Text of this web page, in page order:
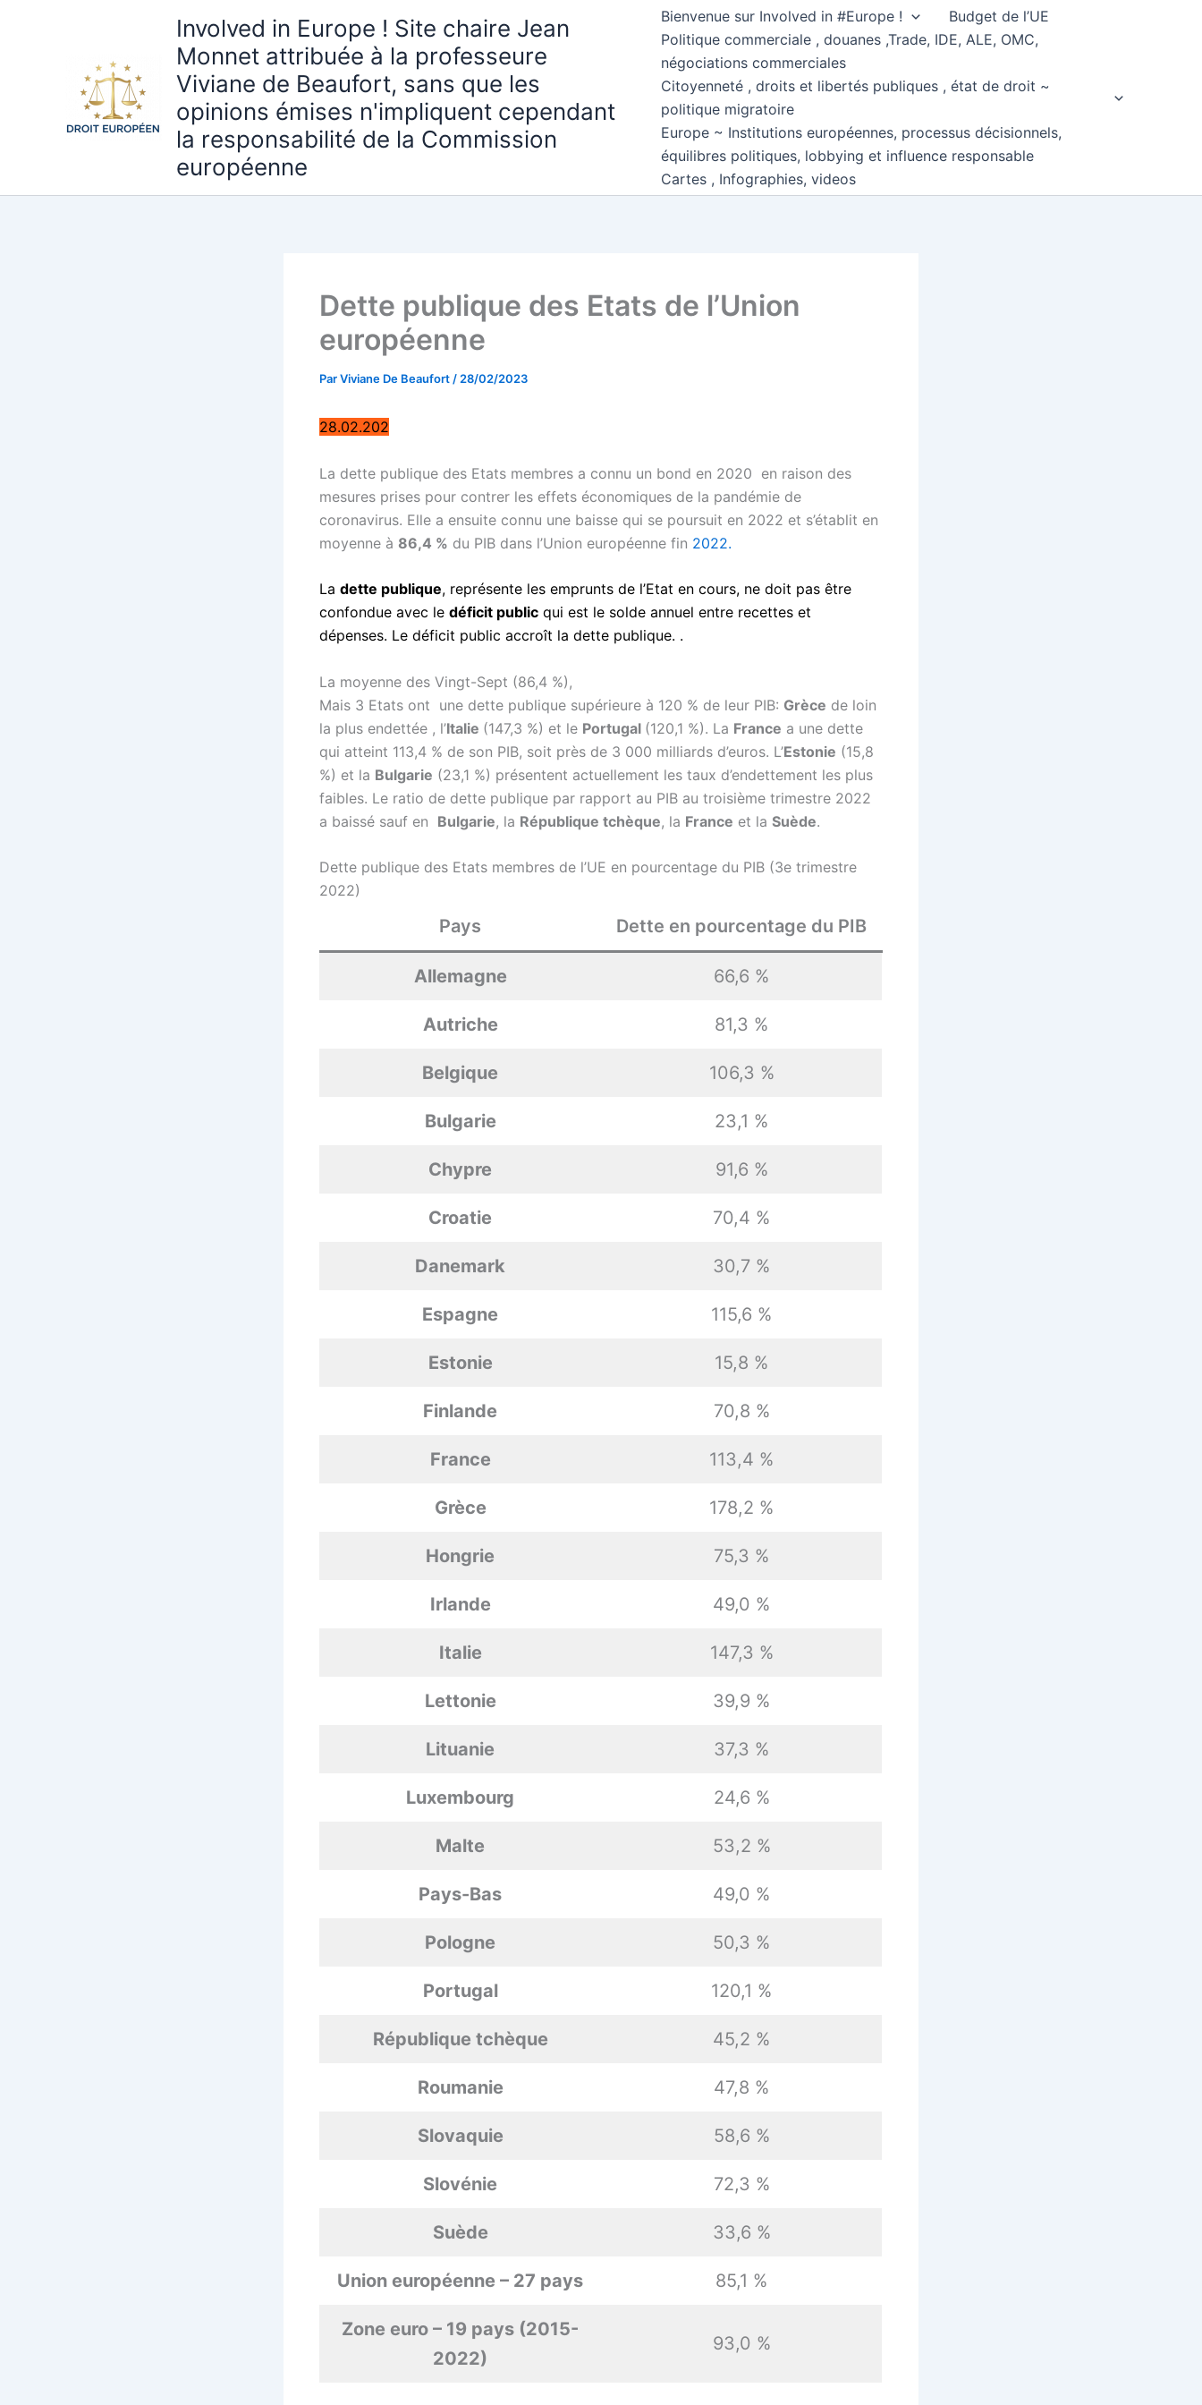
Involved in Europe ! Site chaire Jean
Monnet attribuée à la professeure
Viviane de Beaufort, sans que les
opinions émises n'impliquent cependant
la responsabilité de la Commission
européenne
Bienvenue sur Involved in #Europe !
Budget de l’UE
Politique commerciale , douanes ,Trade, IDE, ALE, OMC,
négociations commerciales
Citoyenneté , droits et libertés publiques , état de droit ~
politique migratoire
Europe ~ Institutions européennes, processus décisionnels,
équilibres politiques, lobbying et influence responsable
Cartes , Infographies, videos
Dette publique des Etats de l’Union
européenne
ParViviane De Beaufort / 28/02/2023
28.02.202
La dette publique des Etats membres a connu un bond en 2020 en raison des
mesures prises pour contrer les effets économiques de la pandémie de
coronavirus. Elle a ensuite connu une baisse qui se poursuit en 2022 et s’établit en
moyenne à 86,4 % du PIB dans l’Union européenne fin 2022.
La dette publique, représente les emprunts de l’Etat en cours, ne doit pas être
confondue avec le déficit public qui est le solde annuel entre recettes et
dépenses. Le déficit public accroît la dette publique. .
La moyenne des Vingt-Sept (86,4 %),
Mais 3 Etats ont une dette publique supérieure à 120 % de leur PIB: Grèce de loin
la plus endettée , l’Italie (147,3 %) et le Portugal (120,1 %). La France a une dette
qui atteint 113,4 % de son PIB, soit près de 3 000 milliards d’euros. L’Estonie (15,8
%) et la Bulgarie (23,1 %) présentent actuellement les taux d’endettement les plus
faibles. Le ratio de dette publique par rapport au PIB au troisième trimestre 2022
a baissé sauf en Bulgarie, la République tchèque, la France et la Suède.
Dette publique des Etats membres de l’UE en pourcentage du PIB (3e trimestre
2022)
Pays Dette en pourcentage du PIB
Allemagne 66,6 %
Autriche 81,3 %
Belgique 106,3 %
Bulgarie 23,1 %
Chypre 91,6 %
Croatie 70,4 %
Danemark 30,7 %
Espagne 115,6 %
Estonie 15,8 %
Finlande 70,8 %
France 113,4 %
Grèce 178,2 %
Hongrie 75,3 %
Irlande 49,0 %
Italie 147,3 %
Lettonie 39,9 %
Lituanie 37,3 %
Luxembourg 24,6 %
Malte 53,2 %
Pays-Bas 49,0 %
Pologne 50,3 %
Portugal 120,1 %
République tchèque 45,2 %
Roumanie 47,8 %
Slovaquie 58,6 %
Slovénie 72,3 %
Suède 33,6 %
Union européenne – 27 pays 85,1 %
Zone euro – 19 pays (2015-
2022)
93,0 %